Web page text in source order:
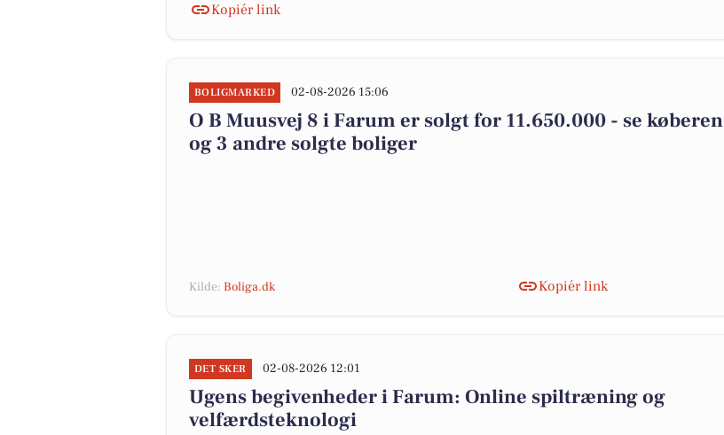
Kopiér link
BOLIGMARKED 02-08-2026 15:06
O B Muusvej 8 i Farum er solgt for 11.650.000 - se køberen
og 3 andre solgte boliger
Kilde: Boliga.dk Kopiér link
DET SKER 02-08-2026 12:01
Ugens begivenheder i Farum: Online spiltræning og
velfærdsteknologi